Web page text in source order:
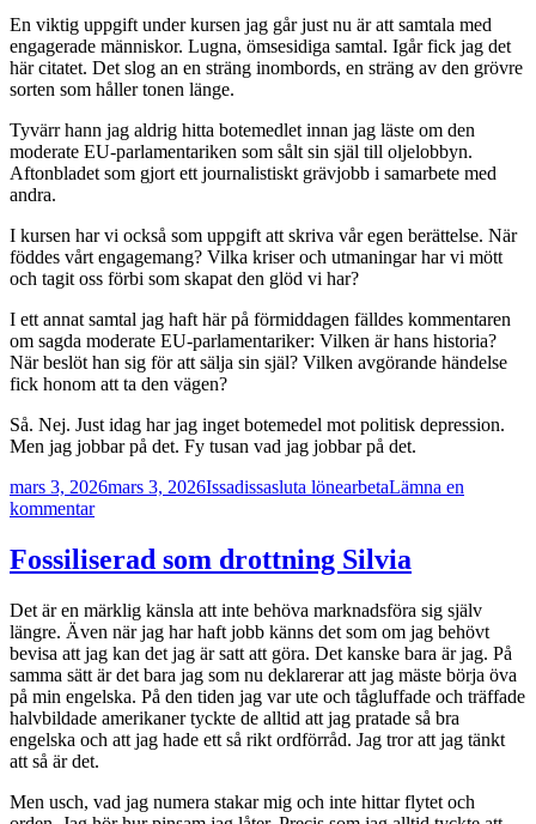
En viktig uppgift under kursen jag går just nu är att samtala med
engagerade människor. Lugna, ömsesidiga samtal. Igår fick jag det
här citatet. Det slog an en sträng inombords, en sträng av den grövre
sorten som håller tonen länge.
Tyvärr hann jag aldrig hitta botemedlet innan jag läste om den
moderate EU-parlamentariken som sålt sin själ till oljelobbyn.
Aftonbladet som gjort ett journalistiskt grävjobb i samarbete med
andra.
I kursen har vi också som uppgift att skriva vår egen berättelse. När
föddes vårt engagemang? Vilka kriser och utmaningar har vi mött
och tagit oss förbi som skapat den glöd vi har?
I ett annat samtal jag haft här på förmiddagen fälldes kommentaren
om sagda moderate EU-parlamentariker: Vilken är hans historia?
När beslöt han sig för att sälja sin själ? Vilken avgörande händelse
fick honom att ta den vägen?
Så. Nej. Just idag har jag inget botemedel mot politisk depression.
Men jag jobbar på det. Fy tusan vad jag jobbar på det.
Postat
mars 3, 2026mars 3, 2026Författare
IssadissaKategorier
sluta lönearbetaLämna en
kommentartill
politisk
Fossiliserad som drottning Silvia
Det är en märklig känsla att inte behöva marknadsföra sig själv
längre. Även när jag har haft jobb känns det som om jag behövt
bevisa att jag kan det jag är satt att göra. Det kanske bara är jag. På
samma sätt är det bara jag som nu deklarerar att jag mäste börja öva
på min engelska. På den tiden jag var ute och tågluffade och träffade
halvbildade amerikaner tyckte de alltid att jag pratade så bra
engelska och att jag hade ett så rikt ordförråd. Jag tror att jag tänkt
att så är det.
Men usch, vad jag numera stakar mig och inte hittar flytet och